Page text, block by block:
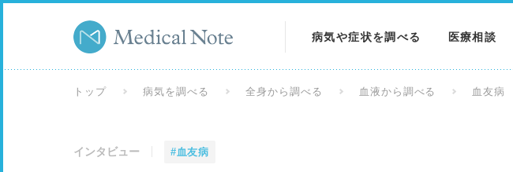
病気や症状を調べる 医療相談
トップ 病気を調べる 全身から調べる 血液から調べる 血友病
インタビュー #血友病